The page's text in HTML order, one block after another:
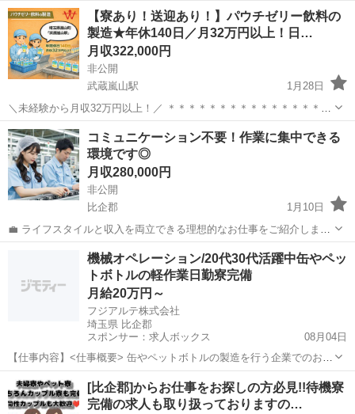
し下さい！ 未経験者大歓迎です！ 仕事内容としては、朝集合して現場
に向かいます！ 現場の場所により朝の集合時間変動します。 夏場だ
と、昼過ぎ位には仕事は終わ...
埼玉 比企郡 東松山駅 その他 給料
【寮あり！送迎あり！】パウチゼリー飲料の
製造★年休140日／月32万円以上！日…
月収322,000円
非公開
武蔵嵐山駅
1月28日
＼未経験から月収32万円以上！／ ＊＊＊＊＊＊＊＊＊＊＊＊＊＊＊＊
パウチドリンク・ゼリー飲料の製造 ＊＊＊＊＊＊＊＊＊＊＊＊＊＊＊
＊ 高収入なのに、年休が140日も？！★ 20代～40代の男女活躍中！...
埼玉 比企郡 未経験
コミュニケーション不要！作業に集中できる
環境です◎
月収280,000円
非公開
比企郡
1月10日
💼 ライフスタイルと収入を両立できる理想的なお仕事をご紹介しま
す！ 🌟 軽量商品を扱う職場で、未経験の方でも安心してスタートでき
ます。シンプルな作業内容なので、すぐに仕事を覚えられます。 💰 収
入面でもうれしいポ...
比企郡 工場
機械オペレーション/20代30代活躍中缶やペッ
トボトルの軽作業日勤寮完備
月給20万円～
フジアルテ株式会社
埼玉県 比企郡
スポンサー：求人ボックス
08月04日
【仕事内容】<仕事概要> 缶やペットボトルの製造を行う企業でのお仕
事です! <仕事詳細> 缶やペットボトルの目視検査や、 パレットに積ん
だ後のフィルム検査が お願いしたいお仕事です! <詳しい作業内容> 検
査:検査工程で機械が弾い...
正社員
[比企郡]からお仕事をお探しの方必見!!待機寮
完備の求人も取り扱っておりますの…